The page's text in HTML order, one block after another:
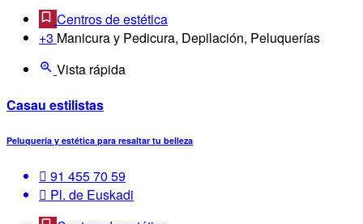
Centros de estética
+3 Manicura y Pedicura, Depilación, Peluquerías
Vista rápida
Casau estilistas
Peluquería y estética para resaltar tu belleza
91 455 70 59
Pl. de Euskadi